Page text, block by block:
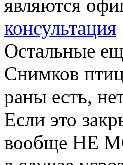
являются
консультация
Остальные
Снимков
раны есть,
Если это
вообще НЕ